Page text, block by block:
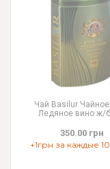
Чай Basilur
Ледяное вино ж/
350.00 грн
+1грн за каждые